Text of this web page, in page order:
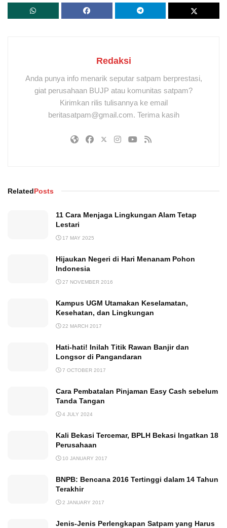
Redaksi
Anda punya info menarik seputar satpam berprestasi,
giat perusahaan BUJP atau komunitas satpam?
Kirimkan rilis tulisannya ke email
beritasatpam@gmail.com. Terima kasih
RelatedPosts
11 Cara Menjaga Lingkungan Alam Tetap
Lestari
17 MAY 2025
Hijaukan Negeri di Hari Menanam Pohon
Indonesia
27 NOVEMBER 2016
Kampus UGM Utamakan Keselamatan,
Kesehatan, dan Lingkungan
22 MARCH 2017
Hati-hati! Inilah Titik Rawan Banjir dan
Longsor di Pangandaran
7 OCTOBER 2017
Cara Pembatalan Pinjaman Easy Cash sebelum
Tanda Tangan
4 JULY 2024
Kali Bekasi Tercemar, BPLH Bekasi Ingatkan 18
Perusahaan
10 JANUARY 2017
BNPB: Bencana 2016 Tertinggi dalam 14 Tahun
Terakhir
2 JANUARY 2017
Jenis-Jenis Perlengkapan Satpam yang Harus